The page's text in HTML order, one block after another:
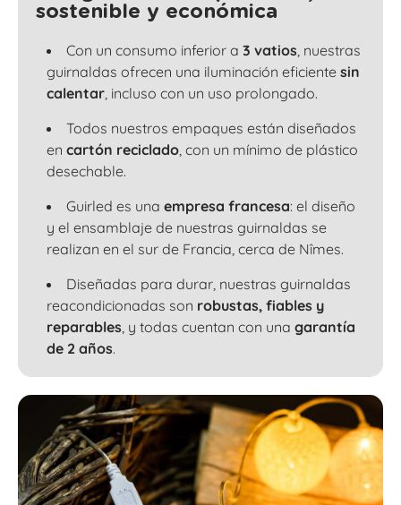
sostenible y económica
Con un consumo inferior a 3 vatios , nuestras
guirnaldas ofrecen una iluminación eficiente sin
calentar , incluso con un uso prolongado.
Todos nuestros empaques están diseñados
en cartón reciclado , con un mínimo de plástico
desechable.
Guirled es una empresa francesa: el diseño
y el ensamblaje de nuestras guirnaldas se
realizan en el sur de Francia, cerca de Nîmes.
Diseñadas para durar, nuestras guirnaldas
reacondicionadas son robustas, fiables y
reparables , y todas cuentan con una garantía
de 2 años.